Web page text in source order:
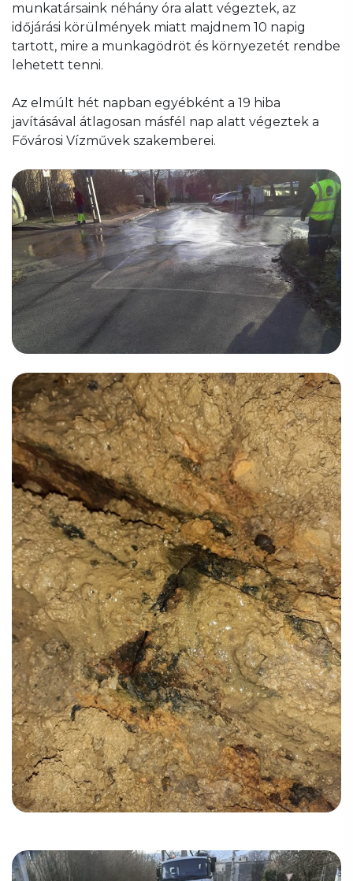
munkatársaink néhány óra alatt végeztek, az
időjárási körülmények miatt majdnem 10 napig
tartott, mire a munkagödröt és környezetét rendbe
lehetett tenni.
Az elmúlt hét napban egyébként a 19 hiba
javításával átlagosan másfél nap alatt végeztek a
Fővárosi Vízművek szakemberei.